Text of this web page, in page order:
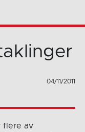
04/11/2011
flere av